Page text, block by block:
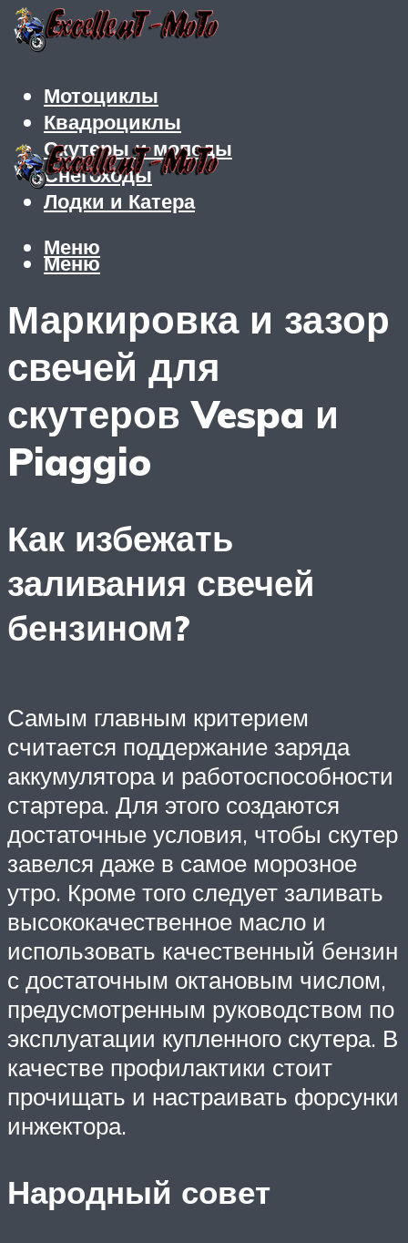
Мотоциклы
Квадроциклы
Скутеры и мопеды
Снегоходы
Лодки и Катера
Меню
Меню
Маркировка и зазор
свечей для
скутеров Vespa и
Piaggio
Как избежать
заливания свечей
бензином?
Самым главным критерием
считается поддержание заряда
аккумулятора и работоспособности
стартера. Для этого создаются
достаточные условия, чтобы скутер
завелся даже в самое морозное
утро. Кроме того следует заливать
высококачественное масло и
использовать качественный бензин
с достаточным октановым числом,
предусмотренным руководством по
эксплуатации купленного скутера. В
качестве профилактики стоит
прочищать и настраивать форсунки
инжектора.
Народный совет